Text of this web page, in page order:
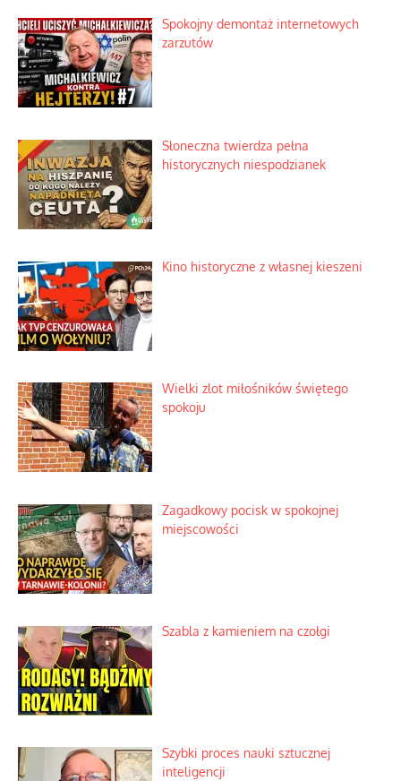
Spokojny demontaż internetowych
zarzutów
Słoneczna twierdza pełna
historycznych niespodzianek
Kino historyczne z własnej kieszeni
Wielki zlot miłośników świętego
spokoju
Zagadkowy pocisk w spokojnej
miejscowości
Szabla z kamieniem na czołgi
Szybki proces nauki sztucznej
inteligencji